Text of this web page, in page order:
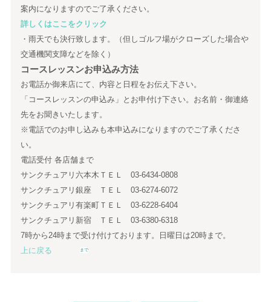
案内になりますのでご了承ください。
詳しくはここをクリック
・雨天でも決行致します。（但しゴルフ場がクローズした場合や
交通機関支障などを除く）
コースレッスンお申込み方法
お電話か御来店にて、内容と日程をお伝え下さい。
「コースレッスンの申込み」とお申付け下さい。お名前・御連絡
先をお聞きいたします。
※電話でのお申し込みも本申込みになりますのでご了承くださ
い。
電話受付 各店舗まで
サンクチュアリ六本木ＴＥＬ 03-6434-0808
サンクチュアリ銀座 ＴＥＬ 03-6274-6072
サンクチュアリ有楽町ＴＥＬ 03-6228-6404
サンクチュアリ新宿 ＴＥＬ 03-6380-6318
7時から24時まで受け付けております。日曜日は20時まで。
上に戻る
まで